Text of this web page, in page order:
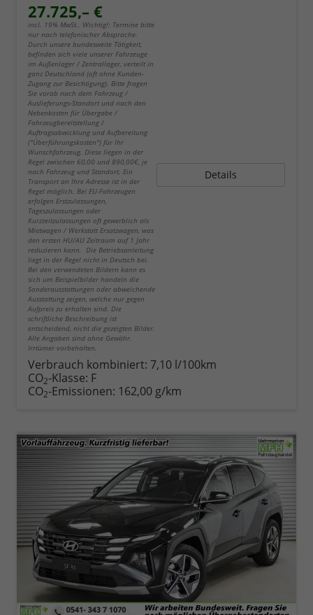
27.725,– €
incl. 19% MwSt.. Wichtig!: Termine bitte
nur nach telefonischer Absprache.
Durch unsere bundesweite Tätigkeit,
befinden sich viele unserer Fahrzeuge
im Außenlager / Zentrallager, verteilt in
ganz Deutschland (oft ohne Kunden-
Zugang zur Besichtigung). Bitte fragen
Sie vorab nach dem Fahrzeug /
Auslieferungs-Standort und nach den
Nebenkosten für Übergabe /
Fahrzeugbereitstellung /
Auftragsabwicklung und Aufbereitung
("Überführungskosten") für Ihr
Wunschfahrzeug. Diese liegen in der
Regel zwischen 60,00 und 890,00€, je
nach Fahrzeug und Standort. Ein
Transport an Ihre Adresse ist in der
Regel möglich. Bei EU-Fahrzeugen
erfolgen Erstzulassungen,
Tageszulassungen oder
Kurzzeitzulassungen oft gewerblich als
Mietwagen / Werkstatt Ersatzwagen, was
den ersten HU/AU Zeitraum auf 1 Jahr
reduzieren kann. Die Betriebsanleitung
liegt in der Regel nicht in Deutsch bei.
Bei den verwendeten Bildern kann es
sich um Beispielbilder handeln die
Sonderausstattungen oder abweichende
Ausstattung zeigen, welche nur gegen
Aufpreis zu erhalten sind. Die
schriftliche Beschreibung ist
entscheidend, nicht die gezeigten Bilder.
Alle Angaben sind ohne Gewähr.
Irrtümer vorbehalten.
Details
Verbrauch kombiniert: 7,10 l/100km
CO2-Klasse: F
CO2-Emissionen: 162,00 g/km